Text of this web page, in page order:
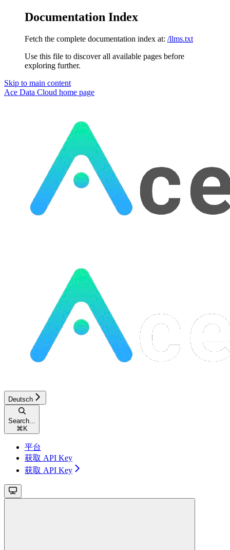
Documentation Index
Fetch the complete documentation index at: /llms.txt
Use this file to discover all available pages before
exploring further.
Skip to main content
Ace Data Cloud home page
Deutsch
Search...
⌘ K
平台
获取 API Key
获取 API Key